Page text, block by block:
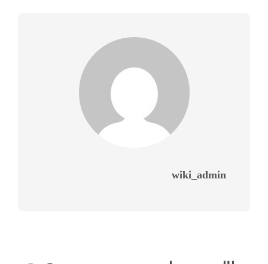
wiki_admin